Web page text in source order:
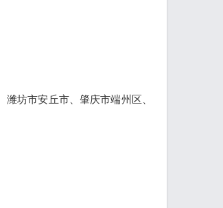
坊市安丘市、肇庆市端州区、